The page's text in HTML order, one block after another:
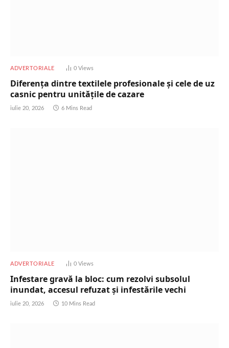
ADVERTORIALE 0 Views
Diferența dintre textilele profesionale și cele de uz
casnic pentru unitățile de cazare
iulie 20, 2026 6 Mins Read
ADVERTORIALE 0 Views
Infestare gravă la bloc: cum rezolvi subsolul
inundat, accesul refuzat și infestările vechi
iulie 20, 2026 10 Mins Read